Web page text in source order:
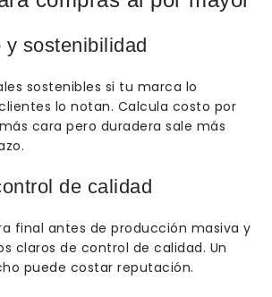
y sostenibilidad
sostenibles si tu marca lo
lo notan. Calcula costo por
cara pero duradera sale más
de calidad
final antes de producción masiva y
claros de control de calidad. Un
puede costar reputación.